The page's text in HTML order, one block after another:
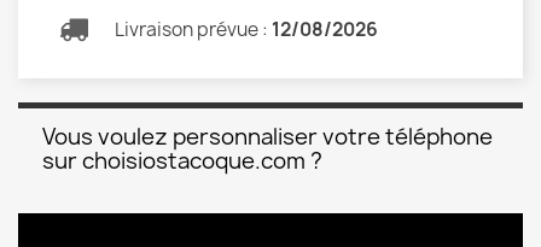
Livraison prévue : 12/08/2026
Vous voulez personnaliser votre téléphone
sur choisiostacoque.com ?